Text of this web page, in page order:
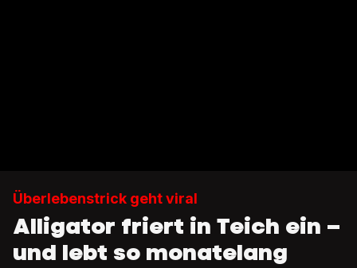
Überlebenstrick geht viral
Alligator friert in Teich ein –
und lebt so monatelang